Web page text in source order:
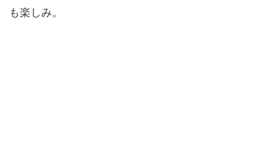
も楽しみ。